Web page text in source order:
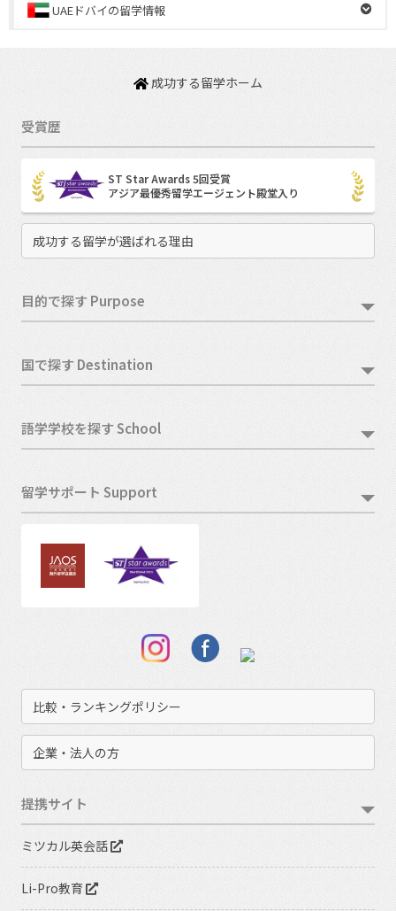
UAEドバイの留学情報
成功する留学ホーム
受賞歴
ST Star Awards 5回受賞
アジア最優秀留学エージェント殿堂入り
成功する留学が選ばれる理由
目的で探す Purpose
国で探す Destination
語学学校を探す School
留学サポート Support
比較・ランキングポリシー
企業・法人の方
提携サイト
ミツカル英会話
Li-Pro教育